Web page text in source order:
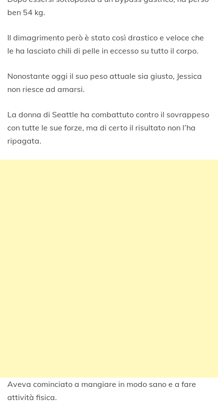
ben 54 kg.
Il dimagrimento però è stato così drastico e veloce che
le ha lasciato chili di pelle in eccesso su tutto il corpo.
Nonostante oggi il suo peso attuale sia giusto, Jessica
non riesce ad amarsi.
La donna di Seattle ha combattuto contro il sovrappeso
con tutte le sue forze, ma di certo il risultato non l’ha
ripagata.
Aveva cominciato a mangiare in modo sano e a fare
attività fisica.